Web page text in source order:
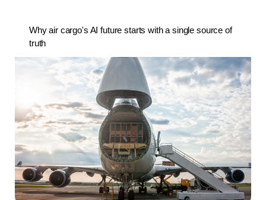
Why air cargo's AI future starts with a single source of
truth